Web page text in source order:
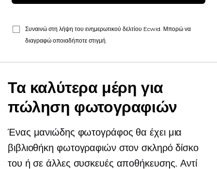
Συναινώ στη λήψη του ενημερωτικού δελτίου Ecwid. Μπορώ να
διαγραφώ οποιαδήποτε στιγμή.
Τα καλύτερα μέρη για
πώληση φωτογραφιών
Ένας μανιώδης φωτογράφος θα έχει μια
βιβλιοθήκη φωτογραφιών στον σκληρό δίσκο
του ή σε άλλες συσκευές αποθήκευσης. Αντί